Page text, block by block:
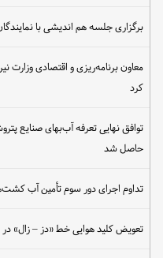
برگزاری جلسه هم اندیشی با
معاون برنامه‌ریزی و اقتصادی وزارت
کرد
توافق نهایی تعرفه آب‌بهای صنایع
حاصل شد
تداوم اجرای دور سوم تأمین آب
تعویض کلید هوایی خط «دز – زال» در